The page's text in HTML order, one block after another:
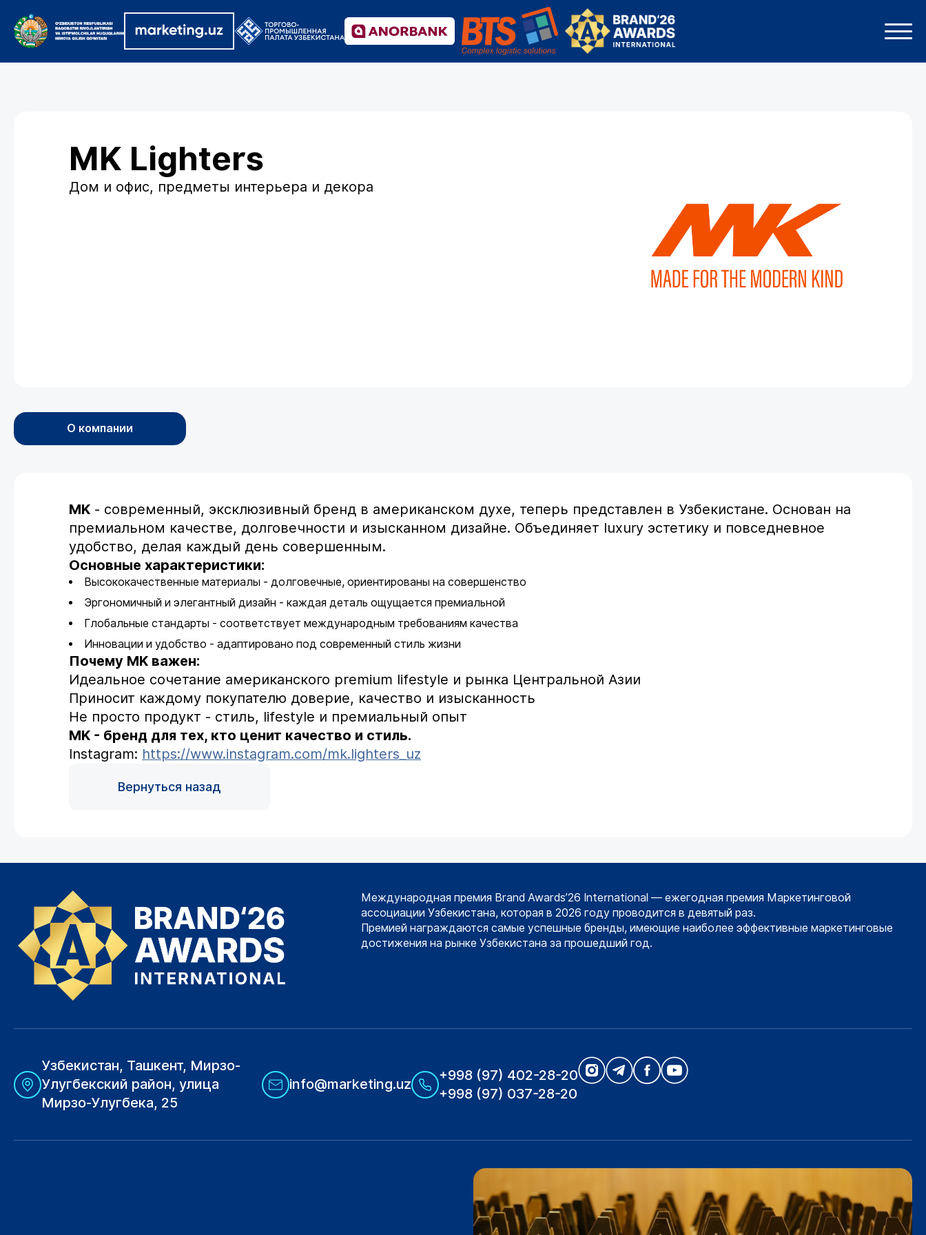
MK Lighters
Дом и офис, предметы интерьера и декора
О компании
MK - современный, эксклюзивный бренд в американском духе, теперь представлен в Узбекистане. Основан на
премиальном качестве, долговечности и изысканном дизайне. Объединяет luxury эстетику и повседневное
удобство, делая каждый день совершенным.
Основные характеристики:
Высококачественные материалы - долговечные, ориентированы на совершенство
Эргономичный и элегантный дизайн - каждая деталь ощущается премиальной
Глобальные стандарты - соответствует международным требованиям качества
Инновации и удобство - адаптировано под современный стиль жизни
Почему MK важен:
Идеальное сочетание американского premium lifestyle и рынка Центральной Азии
Приносит каждому покупателю доверие, качество и изысканность
Не просто продукт - стиль, lifestyle и премиальный опыт
MK - бренд для тех, кто ценит качество и стиль.
Instagram: https://www.instagram.com/mk.lighters_uz
Вернуться назад
Международная премия Brand Awards’26 International — ежегодная премия Маркетинговой
ассоциации Узбекистана, которая в 2026 году проводится в девятый раз.
Премией награждаются самые успешные бренды, имеющие наиболее эффективные маркетинговые
достижения на рынке Узбекистана за прошедший год.
Узбекистан, Ташкент, Мирзо-
Улугбекский район, улица
Мирзо-Улугбека, 25
info@marketing.uz
+998 (97) 402-28-20
+998 (97) 037-28-20